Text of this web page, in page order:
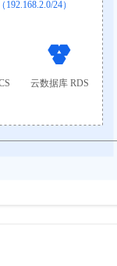
HOT
面向真实软件
万有无界
云端极速 AI 应
建站小程序
模板建站
模板小程序
定制小程序